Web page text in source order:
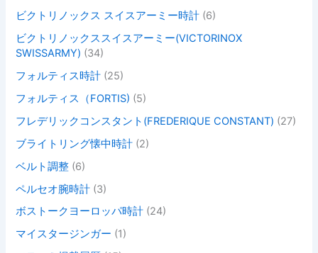
ビクトリノックス スイスアーミー時計 (6)
ビクトリノックススイスアーミー(VICTORINOX
SWISSARMY) (34)
フォルティス時計 (25)
フォルティス（FORTIS) (5)
フレデリックコンスタント(FREDERIQUE CONSTANT) (27)
ブライトリング懐中時計 (2)
ベルト調整 (6)
ペルセオ腕時計 (3)
ボストークヨーロッパ時計 (24)
マイスタージンガー (1)